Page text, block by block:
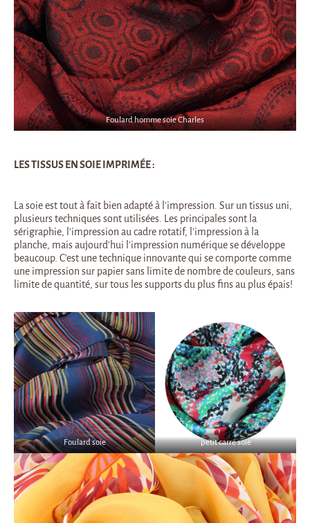
Foulard homme soie Charles
LES TISSUS EN SOIE IMPRIMÉE :
La soie est tout à fait bien adapté à l’impression. Sur un tissus uni,
plusieurs techniques sont utilisées. Les principales sont la
sérigraphie, l’impression au cadre rotatif, l’impression à la
planche, mais aujourd’hui l’impression numérique se développe
beaucoup. C’est une technique innovante qui se comporte comme
une impression sur papier sans limite de nombre de couleurs, sans
limite de quantité, sur tous les supports du plus fins au plus épais!
Foulard soie petit carré soie